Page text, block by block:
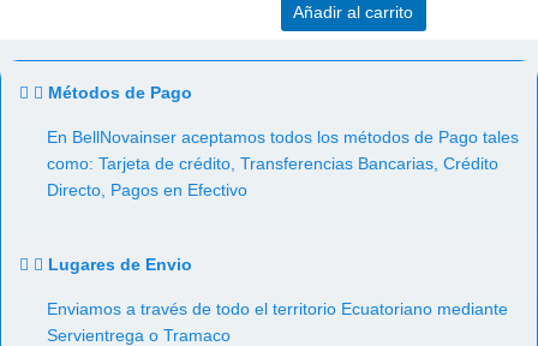
Añadir al carrito
Métodos de Pago
En BellNovainser aceptamos todos los métodos de Pago tales
como: Tarjeta de crédito, Transferencias Bancarias, Crédito
Directo, Pagos en Efectivo
Lugares de Envio
Enviamos a través de todo el territorio Ecuatoriano mediante
Servientrega o Tramaco